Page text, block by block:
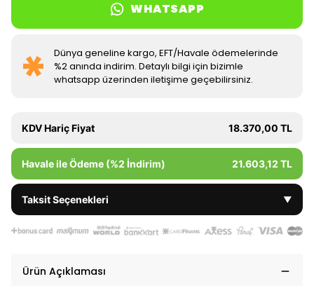
WHATSAPP
Dünya geneline kargo, EFT/Havale ödemelerinde
%2 anında indirim. Detaylı bilgi için bizimle
whatsapp üzerinden iletişime geçebilirsiniz.
KDV Hariç Fiyat 18.370,00 TL
Havale ile Ödeme (%2 İndirim) 21.603,12 TL
Taksit Seçenekleri ▼
Ürün Açıklaması